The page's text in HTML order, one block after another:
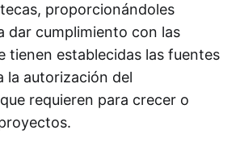
proporcionándoles
dar cumplimiento con las
tienen establecidas las fuentes
la autorización del
requieren para crecer o